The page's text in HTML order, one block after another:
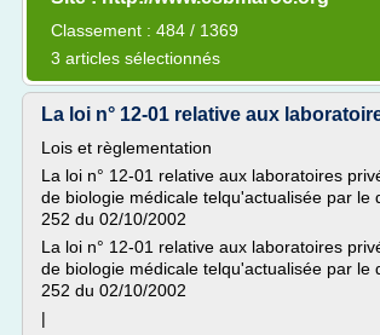
Classement : 484 / 1369
3 articles sélectionnés
La loi n° 12-01 relative aux
Lois et règlementation
La loi n° 12-01 relative aux laboratoires
de biologie médicale telqu'actualisée par le
252 du 02/10/2002
La loi n° 12-01 relative aux laboratoires
de biologie médicale telqu'actualisée par le
252 du 02/10/2002
|